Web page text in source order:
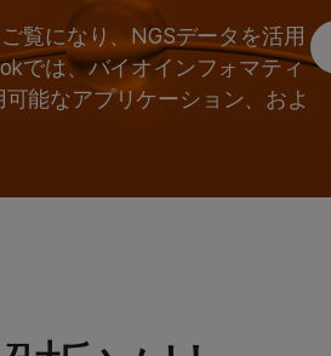
覧になり、NGSデータを活用
では、バイオインフォマティ
能なアプリケーション、およ